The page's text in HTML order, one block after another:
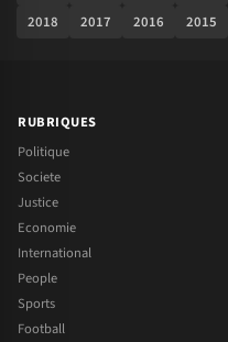
2018
2017 2016 2015
RUBRIQUES
Politique
Societe
Justice
Economie
International
People
Sports
Football